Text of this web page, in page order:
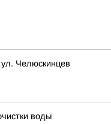
Челюскинцев
воды